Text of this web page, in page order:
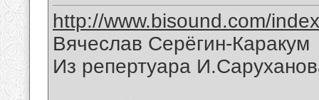
http://www.bisound.com/
Вячеслав Серёгин-Каракум
Из репертуара